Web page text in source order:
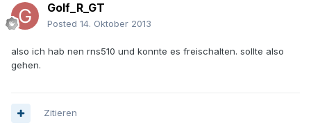
Golf_R_GT
Posted 14. Oktober 2013
also ich hab nen rns510 und konnte es freischalten. sollte also
gehen.
Zitieren